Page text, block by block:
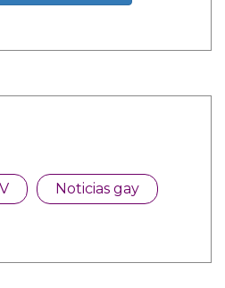
Noticias gay